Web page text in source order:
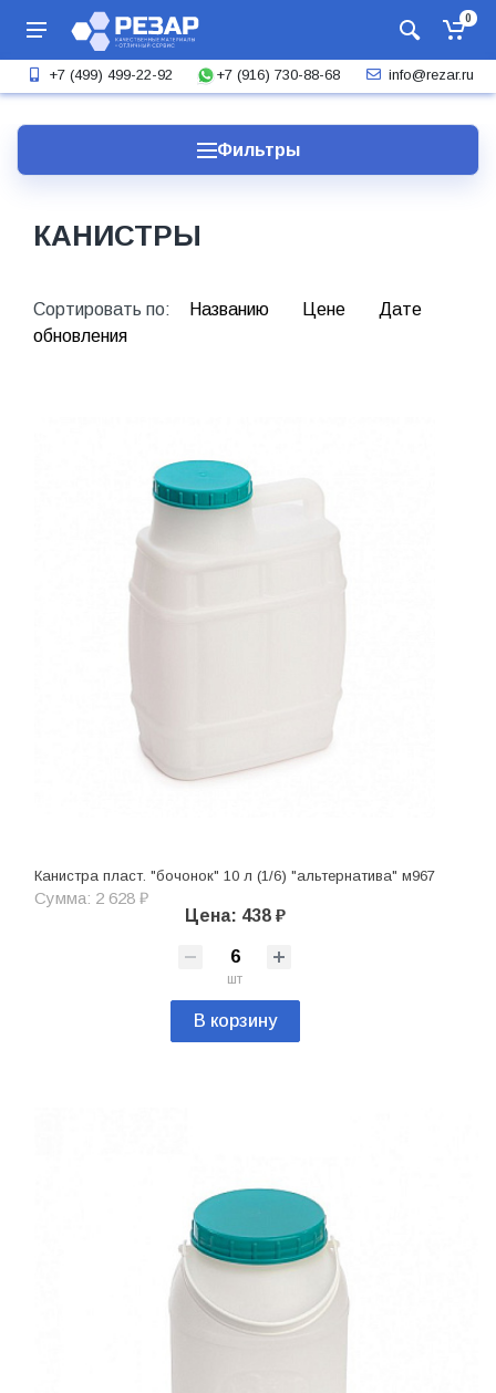
0
+7 (499) 499-22-92 +7 (916) 730-88-68 info@rezar.ru
Фильтры
КАНИСТРЫ
Сортировать по: Названию Цене
Дате
обновления
Канистра пласт. "бочонок" 10 л (1/6) "альтернатива" м967
Сумма: 2 628 ₽
Цена: 438 ₽
шт
В корзину